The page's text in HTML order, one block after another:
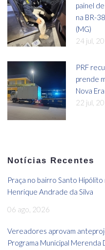
painel
na BR-
(MG)
24 jul,
PRF
prende
Nova
22 jul,
Notícias Recentes
Praça no bairro Santo
Henrique Andrade da Silva
06 ago, 2026
Vereadores aprovam
Programa Municipal Merenda